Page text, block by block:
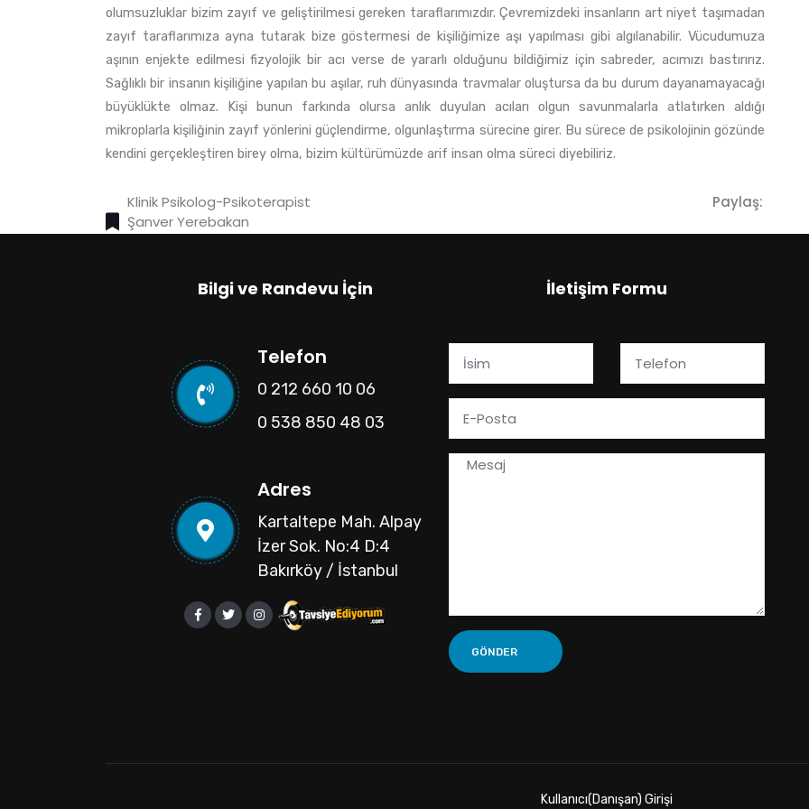
olumsuzluklar bizim zayıf ve geliştirilmesi gereken taraflarımızdır. Çevremizdeki insanların art niyet taşımadan
zayıf taraflarımıza ayna tutarak bize göstermesi de kişiliğimize aşı yapılması gibi algılanabilir. Vücudumuza
aşının enjekte edilmesi fizyolojik bir acı verse de yararlı olduğunu bildiğimiz için sabreder, acımızı bastırırız.
Sağlıklı bir insanın kişiliğine yapılan bu aşılar, ruh dünyasında travmalar oluştursa da bu durum dayanamayacağı
büyüklükte olmaz. Kişi bunun farkında olursa anlık duyulan acıları olgun savunmalarla atlatırken aldığı
mikroplarla kişiliğinin zayıf yönlerini güçlendirme, olgunlaştırma sürecine girer. Bu sürece de psikolojinin gözünde
kendini gerçekleştiren birey olma, bizim kültürümüzde arif insan olma süreci diyebiliriz.
Klinik Psikolog-Psikoterapist
Şanver Yerebakan
Paylaş:
Bilgi ve Randevu İçin
Telefon
0 212 660 10 06
0 538 850 48 03
Adres
Kartaltepe Mah. Alpay
İzer Sok. No:4 D:4
Bakırköy / İstanbul
İletişim Formu
Kullanıcı(Danışan) Girişi